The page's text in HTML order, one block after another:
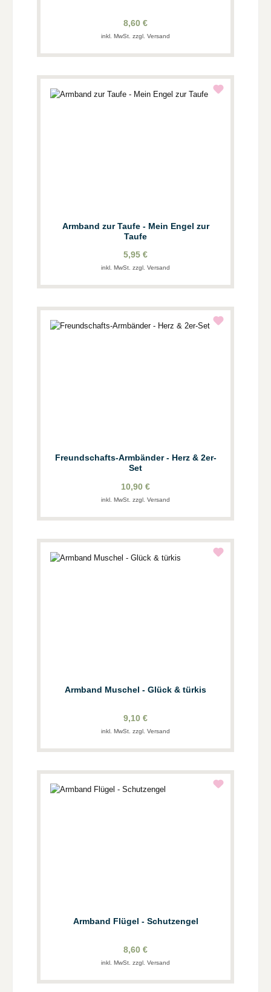
8,60 €
inkl. MwSt. zzgl. Versand
Armband zur Taufe - Mein Engel zur
Taufe
5,95 €
inkl. MwSt. zzgl. Versand
Freundschafts-Armbänder - Herz & 2er-
Set
10,90 €
inkl. MwSt. zzgl. Versand
Armband Muschel - Glück & türkis
9,10 €
inkl. MwSt. zzgl. Versand
Armband Flügel - Schutzengel
8,60 €
inkl. MwSt. zzgl. Versand